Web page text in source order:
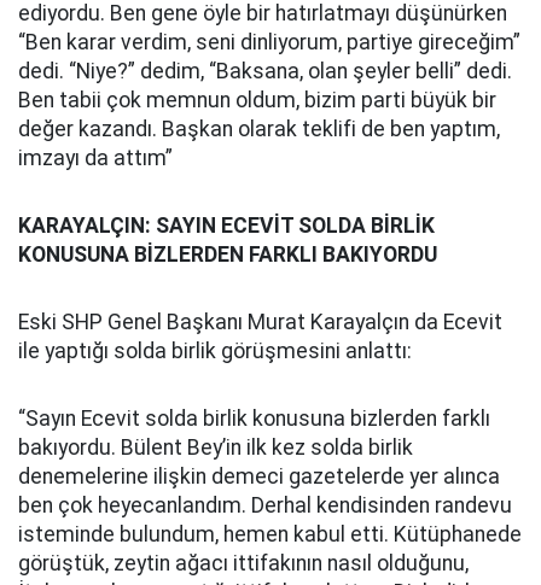
ediyordu. Ben gene öyle bir hatırlatmayı düşünürken
“Ben karar verdim, seni dinliyorum, partiye gireceğim”
dedi. “Niye?” dedim, “Baksana, olan şeyler belli” dedi.
Ben tabii çok memnun oldum, bizim parti büyük bir
değer kazandı. Başkan olarak teklifi de ben yaptım,
imzayı da attım”
KARAYALÇIN: SAYIN ECEVİT SOLDA BİRLİK
KONUSUNA BİZLERDEN FARKLI BAKIYORDU
Eski SHP Genel Başkanı Murat Karayalçın da Ecevit
ile yaptığı solda birlik görüşmesini anlattı:
“Sayın Ecevit solda birlik konusuna bizlerden farklı
bakıyordu. Bülent Bey’in ilk kez solda birlik
denemelerine ilişkin demeci gazetelerde yer alınca
ben çok heyecanlandım. Derhal kendisinden randevu
isteminde bulundum, hemen kabul etti. Kütüphanede
görüştük, zeytin ağacı ittifakının nasıl olduğunu,